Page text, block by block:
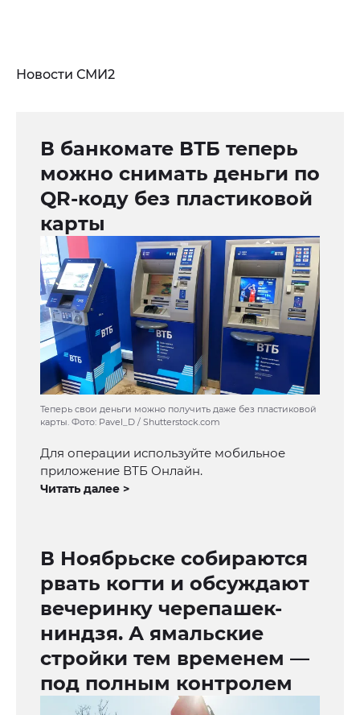
Новости СМИ2
В банкомате ВТБ теперь
можно снимать деньги по
QR-коду без пластиковой
карты
Теперь свои деньги можно получить даже без пластиковой
карты. Фото: Pavel_D / Shutterstock.com
Для операции используйте мобильное
приложение ВТБ Онлайн.
Читать далее >
В Ноябрьске собираются
рвать когти и обсуждают
вечеринку черепашек-
ниндзя. А ямальские
стройки тем временем —
под полным контролем